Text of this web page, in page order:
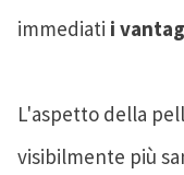
immediati i
L'aspetto della
visibilmente più